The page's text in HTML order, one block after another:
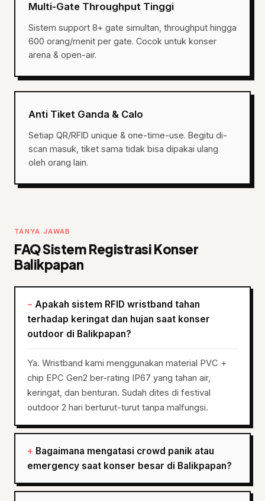
Multi-Gate Throughput Tinggi
Sistem support 8+ gate simultan, throughput hingga
600 orang/menit per gate. Cocok untuk konser
arena & open-air.
Anti Tiket Ganda & Calo
Setiap QR/RFID unique & one-time-use. Begitu di-
scan masuk, tiket sama tidak bisa dipakai ulang
oleh orang lain.
TANYA JAWAB
FAQ Sistem Registrasi Konser
Balikpapan
Apakah sistem RFID wristband tahan
terhadap keringat dan hujan saat konser
outdoor di Balikpapan?
Ya. Wristband kami menggunakan material PVC +
chip EPC Gen2 ber-rating IP67 yang tahan air,
keringat, dan benturan. Sudah dites di festival
outdoor 2 hari berturut-turut tanpa malfungsi.
Bagaimana mengatasi crowd panik atau
emergency saat konser besar di Balikpapan?